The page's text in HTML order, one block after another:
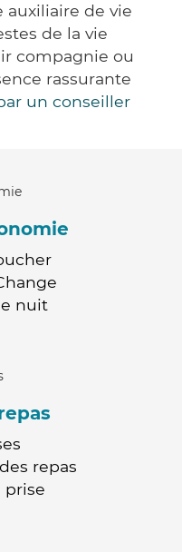
auxiliaire de vie
de la vie
compagnie ou
rassurante
un conseiller
nuit
repas
prise